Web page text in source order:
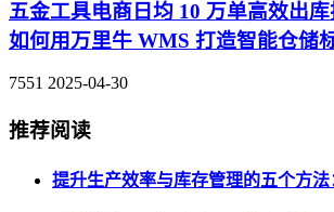
五金工具电商日均 10 万单高效出
如何用万里牛 WMS 打造智能仓储
7551 2025-04-30
推荐阅读
提升生产效率与库存管理的五个方